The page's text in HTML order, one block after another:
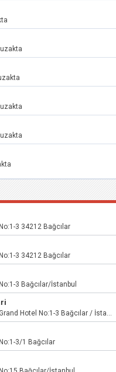
3 34212 Bağcılar
3 34212 Bağcılar
3 Bağcılar/İstanbul
Bağlar Mah. Yavuz Sultan Selim Cad. Grand Hotel No:1-3 Bağcılar / İstanbul
3/1 Bağcılar